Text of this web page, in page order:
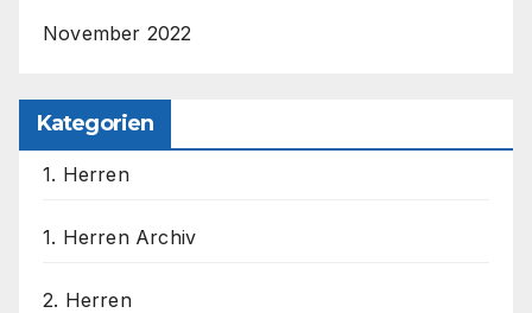
November 2022
Kategorien
1. Herren
1. Herren Archiv
2. Herren